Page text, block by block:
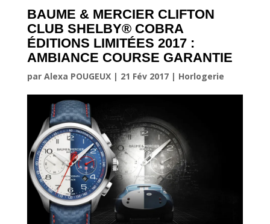
BAUME & MERCIER CLIFTON
CLUB SHELBY® COBRA
ÉDITIONS LIMITÉES 2017 :
AMBIANCE COURSE GARANTIE
par Alexa POUGEUX| 21 Fév 2017| Horlogerie